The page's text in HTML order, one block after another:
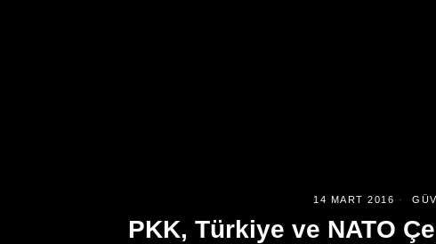
14 MART 2016
PKK, Türkiye ve NATO